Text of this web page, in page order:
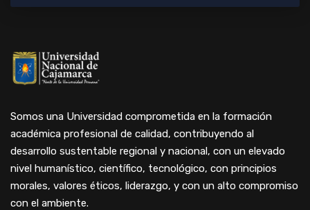
Somos una Universidad comprometida en la formación
académica profesional de calidad, contribuyendo al
desarrollo sustentable regional y nacional, con un elevado
nivel humanístico, científico, tecnológico, con principios
morales, valores éticos, liderazgo, y con un alto compromiso
con el ambiente.